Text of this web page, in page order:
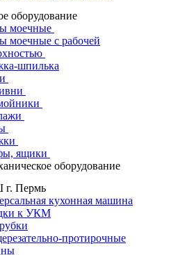
оборудование
моечные
моечные с рабочей
шпилька
ящики
оборудование
Пермь
кухонная машина
к УКМ
протирочные